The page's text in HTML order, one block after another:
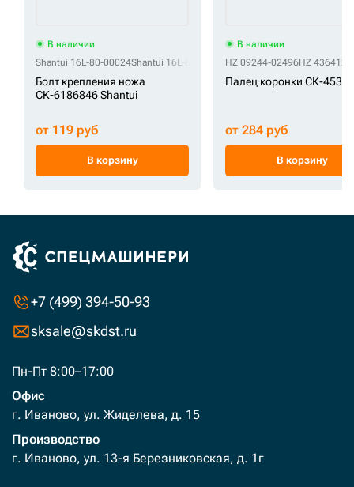
В наличии
Shantui 16L-80-00024Shantui 16L-80-00025Shantui 16L-80-00025-SS
Болт крепления ножа
СК-6186846 Shantui
от 119 руб
В корзину
В наличии
HZ 09244-02496HZ 4364125
Палец коронки СК-
от 284 руб
В корзину
+7 (499) 394-50-93
sksale@skdst.ru
Пн-Пт 8:00–17:00
Офис
г. Иваново, ул. Жиделева, д. 15
Производство
г. Иваново, ул. 13-я Березниковская, д. 1г